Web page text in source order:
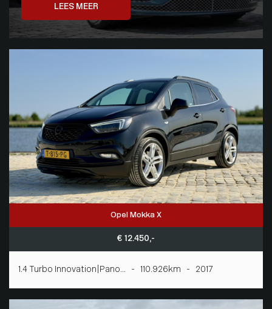
LEES MEER
Opel Mokka X
€ 12.450,-
1.4 Turbo Innovation|Pano... - 110.926km - 2017